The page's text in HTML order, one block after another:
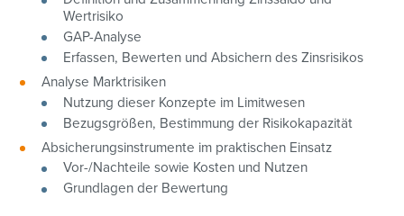
Wertrisiko
GAP-Analyse
Erfassen, Bewerten und Absichern des Zinsrisikos
Analyse Marktrisiken
Nutzung dieser Konzepte im Limitwesen
Bezugsgrößen, Bestimmung der Risikokapazität
Absicherungsinstrumente im praktischen Einsatz
Vor-/Nachteile sowie Kosten und Nutzen
Grundlagen der Bewertung